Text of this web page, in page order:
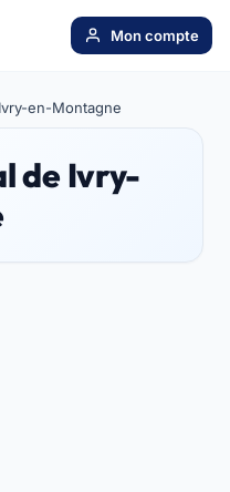
Mon compte
en-Montagne
de Ivry-